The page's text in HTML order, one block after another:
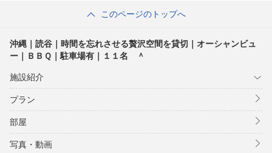
このページのトップへ
沖縄｜読谷｜時間を忘れさせる贅沢空間を貸切｜オーシャンビュ
ー｜ＢＢＱ｜駐車場有｜１１名 ＾
施設紹介
プラン
部屋
写真・動画